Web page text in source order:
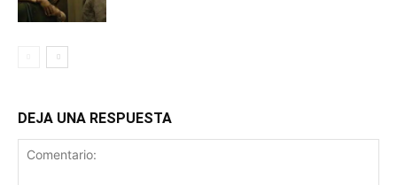
DEJA UNA RESPUESTA